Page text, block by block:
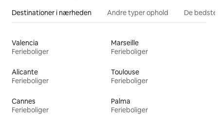
Destinationer i nærheden Andre typer ophold De
Valencia
Ferieboliger
Marseille
Ferieboliger
Alicante
Ferieboliger
Toulouse
Ferieboliger
Cannes
Ferieboliger
Palma
Ferieboliger